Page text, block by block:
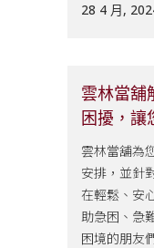
28 4 月,
雲林當舖
困擾，讓
雲林當舖為
安排，並針
在輕鬆、安
助急困、急
困境的朋友